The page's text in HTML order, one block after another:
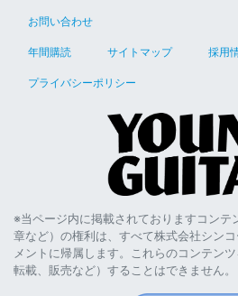
お問い合わせ
年間購読 サイトマップ 採用
プライバシーポリシー
※当ページ内に掲載されておりますコンテ
章など）の権利は、すべて株式会社シン
メントに帰属します。これらのコンテン
転載、販売など）することはできません。